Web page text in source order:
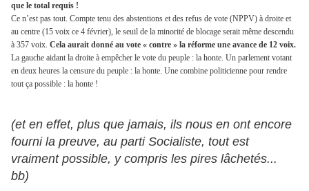
que le total requis !
Ce n’est pas tout. Compte tenu des abstentions et des refus de vote (NPPV) à droite et
au centre (15 voix ce 4 février), le seuil de la minorité de blocage serait même descendu
à 357 voix. Cela aurait donné au vote « contre » la réforme une avance de 12 voix.
La gauche aidant la droite à empêcher le vote du peuple : la honte. Un parlement votant
en deux heures la censure du peuple : la honte. Une combine politicienne pour rendre
tout ça possible : la honte !
(et en effet, plus que jamais, ils nous en ont encore
fourni la preuve, au parti Socialiste, tout est
vraiment possible, y compris les pires lâchetés...
bb)